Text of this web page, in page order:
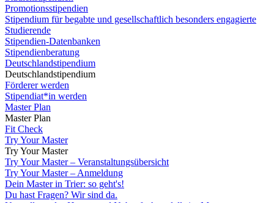
Promotionsstipendien
Stipendium für begabte und gesellschaftlich besonders engagierte
Studierende
Stipendien-Datenbanken
Stipendienberatung
Deutschlandstipendium
Deutschlandstipendium
Förderer werden
Stipendiat*in werden
Master Plan
Master Plan
Fit Check
Try Your Master
Try Your Master
Try Your Master – Veranstaltungsübersicht
Try Your Master – Anmeldung
Dein Master in Trier: so geht's!
Du hast Fragen? Wir sind da.